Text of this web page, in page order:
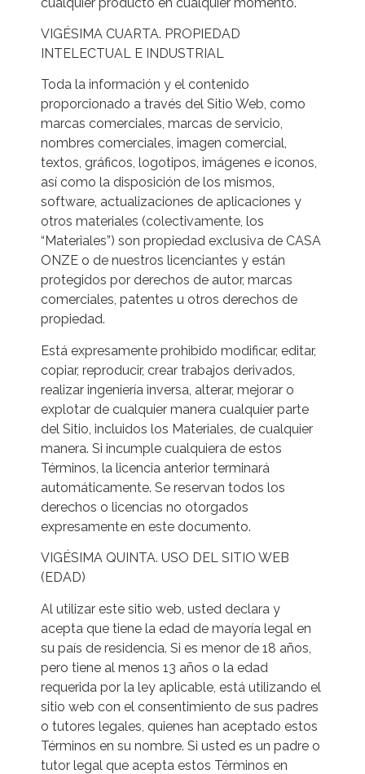
VIGÉSIMA CUARTA. PROPIEDAD
INTELECTUAL E INDUSTRIAL
Toda la información y el contenido
proporcionado a través del Sitio Web, como
marcas comerciales, marcas de servicio,
nombres comerciales, imagen comercial,
textos, gráficos, logotipos, imágenes e iconos,
así como la disposición de los mismos,
software, actualizaciones de aplicaciones y
otros materiales (colectivamente, los
“Materiales”) son propiedad exclusiva de CASA
ONZE o de nuestros licenciantes y están
protegidos por derechos de autor, marcas
comerciales, patentes u otros derechos de
propiedad.
Está expresamente prohibido modificar, editar,
copiar, reproducir, crear trabajos derivados,
realizar ingeniería inversa, alterar, mejorar o
explotar de cualquier manera cualquier parte
del Sitio, incluidos los Materiales, de cualquier
manera. Si incumple cualquiera de estos
Términos, la licencia anterior terminará
automáticamente. Se reservan todos los
derechos o licencias no otorgados
expresamente en este documento.
VIGÉSIMA QUINTA. USO DEL SITIO WEB
(EDAD)
Al utilizar este sitio web, usted declara y
acepta que tiene la edad de mayoría legal en
su país de residencia. Si es menor de 18 años,
pero tiene al menos 13 años o la edad
requerida por la ley aplicable, está utilizando el
sitio web con el consentimiento de sus padres
o tutores legales, quienes han aceptado estos
Términos en su nombre. Si usted es un padre o
tutor legal que acepta estos Términos en